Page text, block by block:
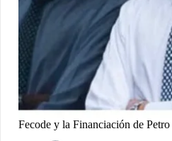
Fecode y la Financiación de Petro